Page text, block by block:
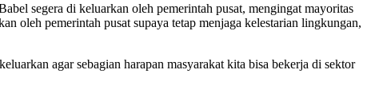
segera di keluarkan oleh pemerintah pusat, mengingat mayoritas
oleh pemerintah pusat supaya tetap menjaga kelestarian lingkungan,
agar sebagian harapan masyarakat kita bisa bekerja di sektor